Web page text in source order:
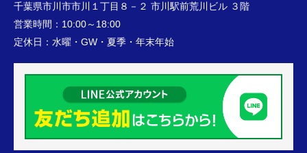
千葉県市川市市川１丁目８－２ 市川駅前荒川ビル ３階
営業時間： 10:00～18:00
定休日： 水曜・GW・夏季・年末年始